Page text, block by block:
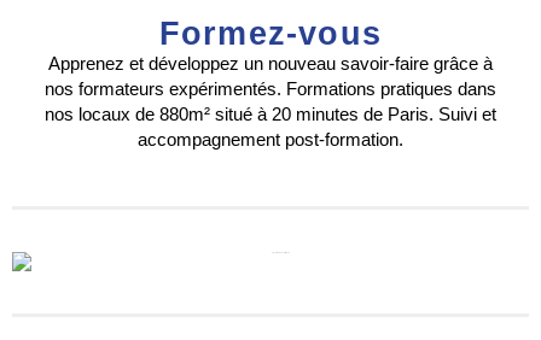
Formez-vous
Apprenez et développez un nouveau savoir-faire grâce à
nos formateurs expérimentés. Formations pratiques dans
nos locaux de 880m² situé à 20 minutes de Paris. Suivi et
accompagnement post-formation.